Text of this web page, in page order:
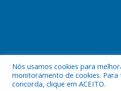
Todos os direitos
Nós usamos cookies para
monitoramento de cookies.
concorda, clique em ACEITO.